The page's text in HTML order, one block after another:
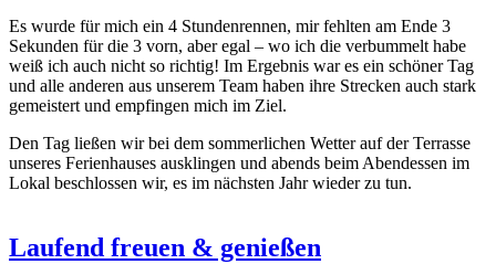
Es wurde für mich ein 4 Stundenrennen, mir fehlten am Ende 3
Sekunden für die 3 vorn, aber egal – wo ich die verbummelt habe
weiß ich auch nicht so richtig! Im Ergebnis war es ein schöner Tag
und alle anderen aus unserem Team haben ihre Strecken auch stark
gemeistert und empfingen mich im Ziel.
Den Tag ließen wir bei dem sommerlichen Wetter auf der Terrasse
unseres Ferienhauses ausklingen und abends beim Abendessen im
Lokal beschlossen wir, es im nächsten Jahr wieder zu tun.
Laufend freuen & genießen